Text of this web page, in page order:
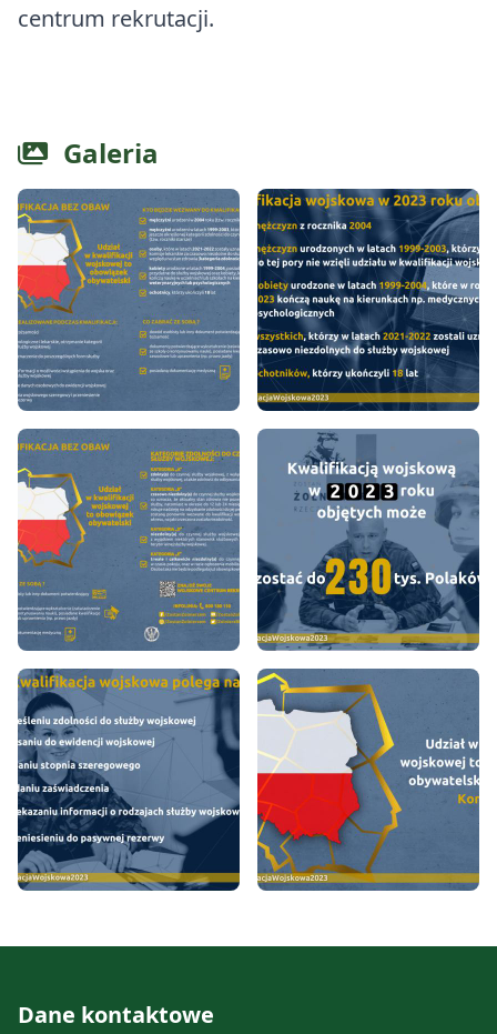
centrum rekrutacji.
Galeria
Dane kontaktowe